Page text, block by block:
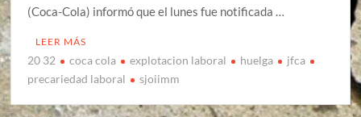
(Coca-Cola) informó que el lunes fue notificada …
LEER MÁS
20 32 coca cola explotacion laboral huelga
jfca
precariedad laboral
sjoiimm